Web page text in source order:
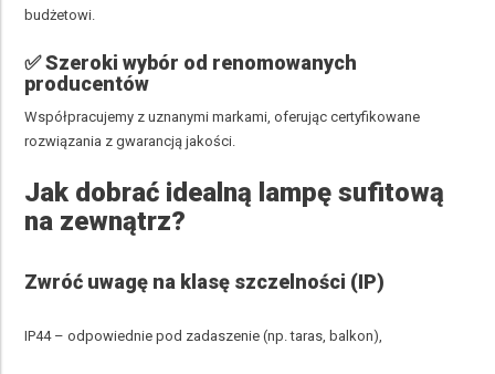
budżetowi.
✅ Szeroki wybór od renomowanych
producentów
Współpracujemy z uznanymi markami, oferując certyfikowane
rozwiązania z gwarancją jakości.
Jak dobrać idealną lampę sufitową
na zewnątrz?
Zwróć uwagę na klasę szczelności (IP)
IP44 – odpowiednie pod zadaszenie (np. taras, balkon),